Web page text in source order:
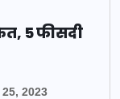
5 फीसदी
2023